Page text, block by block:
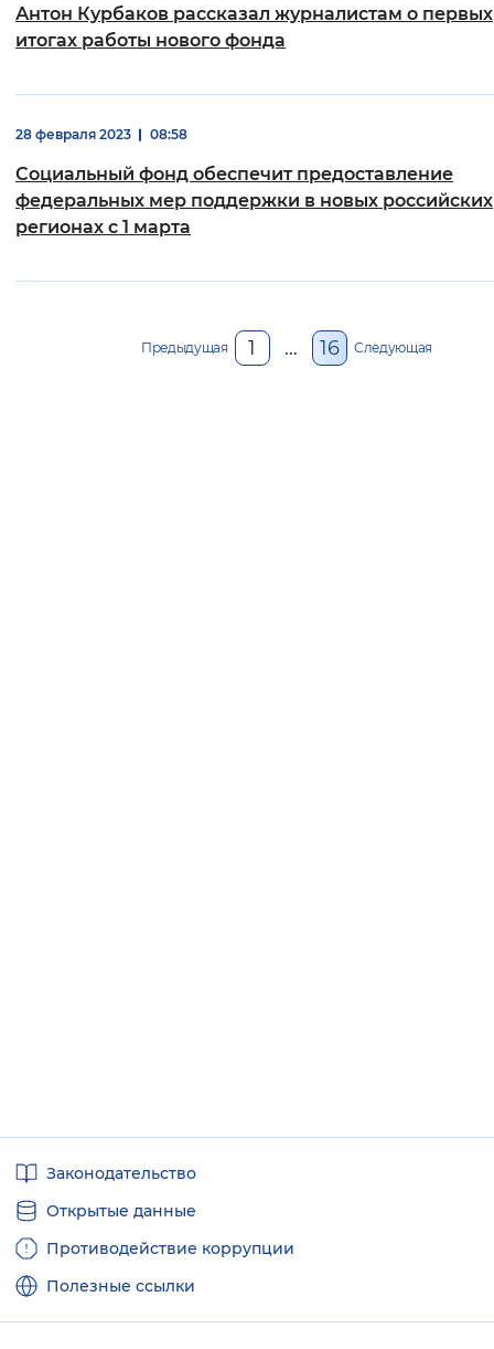
Антон Курбаков рассказал журналистам о первых
итогах работы нового фонда
28 февраля 2023 08:58
Социальный фонд обеспечит предоставление
федеральных мер поддержки в новых российских
регионах с 1 марта
Предыдущая 1 … 16 Следующая
ссылкиЗаконодательство
Открытые данные
Противодействие коррупции
Полезные ссылки